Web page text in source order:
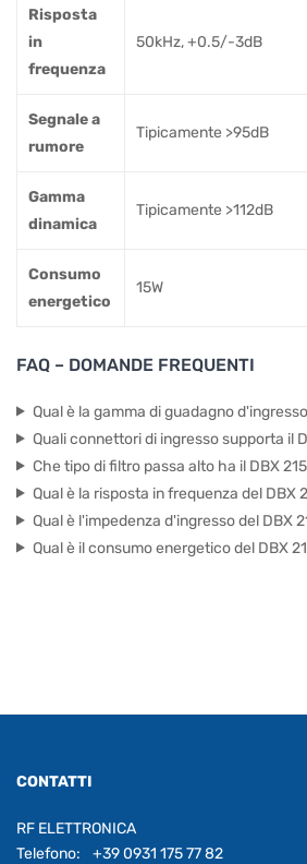
Risposta
in
frequenza
50kHz, +0.5/-3dB
Segnale a
rumore
Tipicamente >95dB
Gamma
dinamica
Tipicamente >112dB
Consumo
energetico
15W
FAQ – DOMANDE FREQUENTI
Qual è la gamma di guadagno
Quali connettori di ingresso supporta il
Che tipo di filtro passa alto ha il DBX
Qual è la risposta in frequenza del DBX
Qual è l'impedenza d'ingresso del DBX
Qual è il consumo energetico del DBX
CONTATTI
RF ELETTRONICA
Telefono:
+39 0931 175 77 82